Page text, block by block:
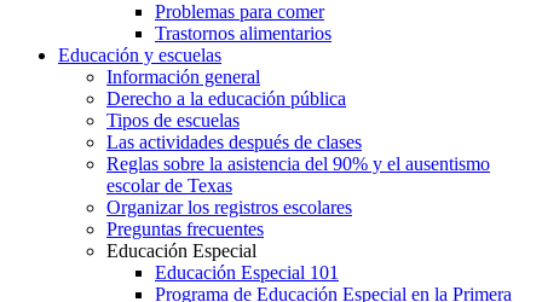
Problemas para comer
Trastornos alimentarios
Educación y escuelas
Información general
Derecho a la educación pública
Tipos de escuelas
Las actividades después de clases
Reglas sobre la asistencia del 90% y el ausentismo
escolar de Texas
Organizar los registros escolares
Preguntas frecuentes
Educación Especial
Educación Especial 101
Programa de Educación Especial en la Primera